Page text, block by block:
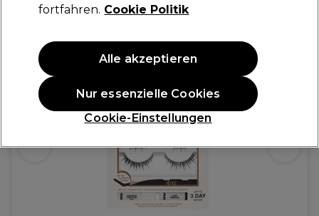
fortfahren. Cookie Politik
Cookie-Einstellungen
Nur essenzielle Cookies
Alle akzeptieren